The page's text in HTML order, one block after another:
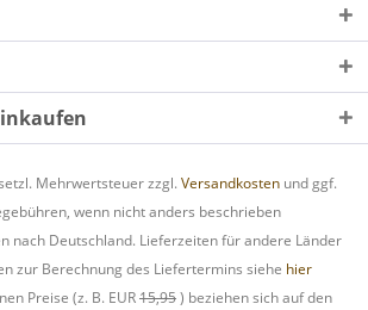
Mehrwertsteuer zzgl. Versandkosten und ggf.
wenn nicht anders beschrieben
nach Deutschland. Lieferzeiten für andere Länder
zur Berechnung des Liefertermins siehe hier
Preise (z. B. EUR15,95) beziehen sich auf den